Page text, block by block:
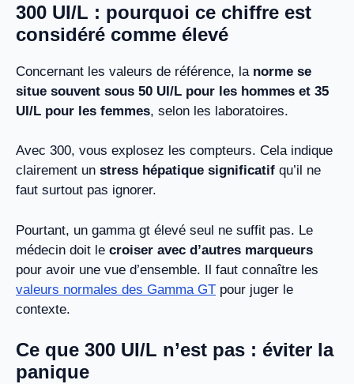
300 UI/L : pourquoi ce chiffre est
considéré comme élevé
Concernant les valeurs de référence, la norme se
situe souvent sous 50 UI/L pour les hommes et 35
UI/L pour les femmes, selon les laboratoires.
Avec 300, vous explosez les compteurs. Cela indique
clairement un stress hépatique significatif qu’il ne
faut surtout pas ignorer.
Pourtant, un gamma gt élevé seul ne suffit pas. Le
médecin doit le croiser avec d’autres marqueurs
pour avoir une vue d’ensemble. Il faut connaître les
valeurs normales des Gamma GT pour juger le
contexte.
Ce que 300 UI/L n’est pas : éviter la
panique